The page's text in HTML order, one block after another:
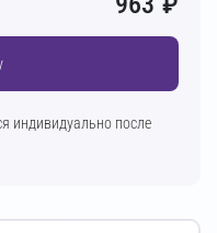
индивидуально после